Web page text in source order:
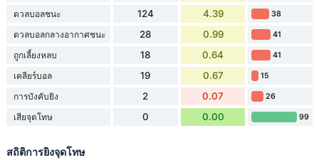
ดวลบอลชนะ 124 4.39 38
ดวลบอลกลางอากาศชนะ 28 0.99 41
ถูกเลี้ยงหลบ 18 0.64 41
เคลียร์บอล 19 0.67 15
การบังคับยิง 2 0.07 26
เสียจุดโทษ 0 0.00 99
สถิติการยิงจุดโทษ